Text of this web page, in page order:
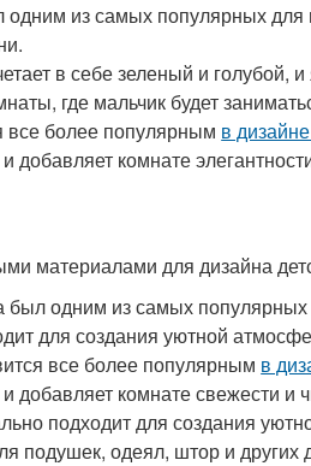
одним из самых популярных
в себе зеленый и
где мальчик будет
все более популярным в
добавляет комнате
материалами для дизайна
был одним из самых
для создания уютной
все более популярным в
добавляет комнате свежести и
подходит для создания
подушек, одеял, штор и других